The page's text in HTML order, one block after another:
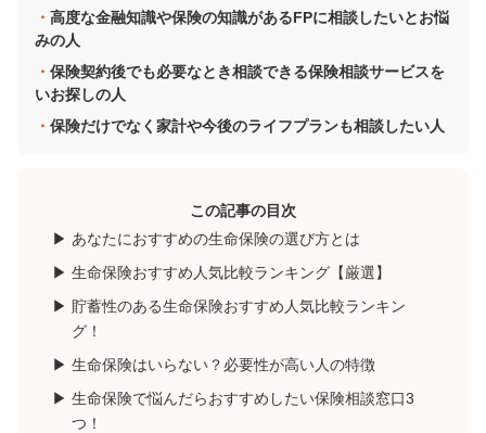
高度な金融知識や保険の知識があるFPに相談したいとお悩
みの人
保険契約後でも必要なとき相談できる保険相談サービスを
いお探しの人
保険だけでなく家計や今後のライフプランも相談したい人
この記事の目次
あなたにおすすめの生命保険の選び方とは
生命保険おすすめ人気比較ランキング【厳選】
貯蓄性のある生命保険おすすめ人気比較ランキン
グ！
生命保険はいらない？必要性が高い人の特徴
生命保険で悩んだらおすすめしたい保険相談窓口3
つ！